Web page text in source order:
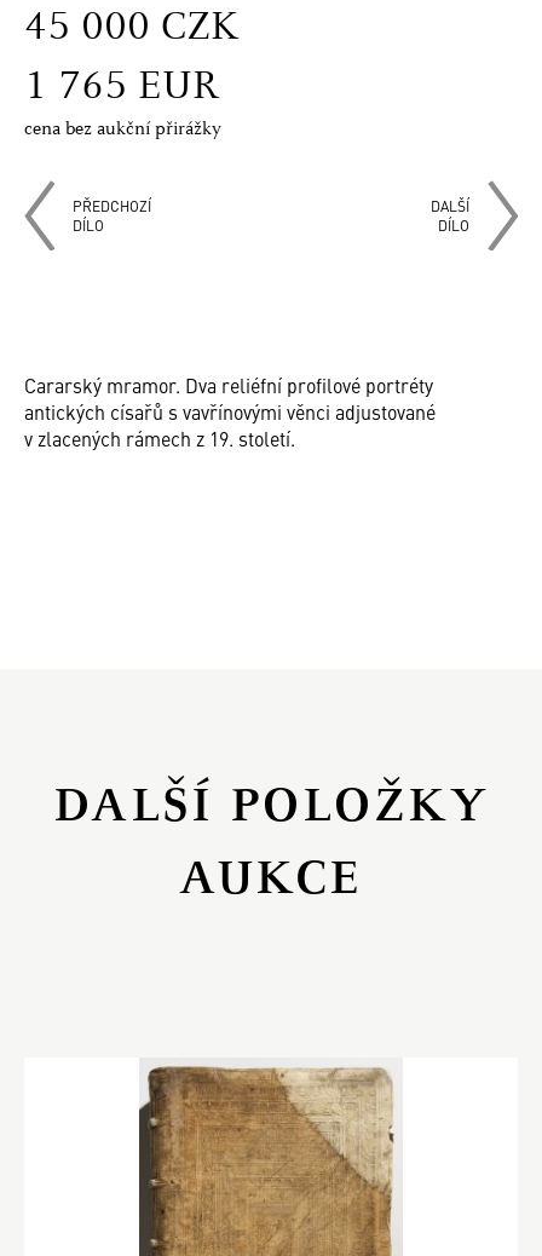
45 000 CZK
1 765 EUR
cena bez aukční přirážky
PŘEDCHOZÍ
DÍLO
DALŠÍ
DÍLO
Cararský mramor. Dva reliéfní proﬁlové portréty
antických císařů s vavřínovými věnci adjustované
v zlacených rámech z 19. století.
DALŠÍ POLOŽKY
AUKCE